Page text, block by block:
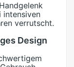
intensiven
verrutscht.
Design